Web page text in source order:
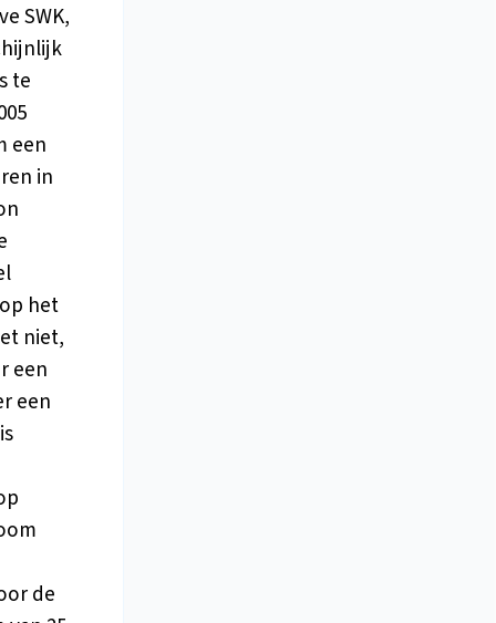
SWK,
te
een
in
het
niet,
een
een
de